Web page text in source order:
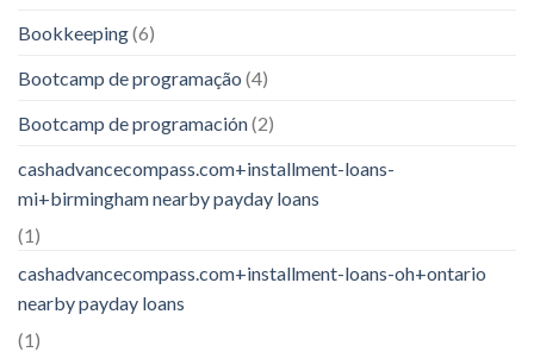
Bookkeeping(6)
Bootcamp de programação (4)
Bootcamp de programación(2)
cashadvancecompass.com+installment-loans-
mi+birmingham nearby payday loans
(1)
cashadvancecompass.com+installment-loans-oh+ontario
nearby payday loans
(1)